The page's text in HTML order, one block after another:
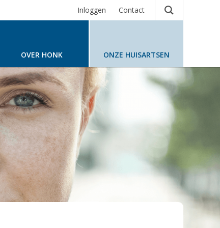
Inloggen Contact
OVER HONK ONZE HUISARTSEN